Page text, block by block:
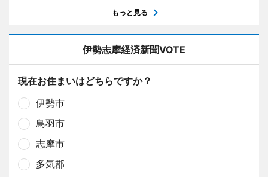
もっと見る
伊勢志摩経済新聞VOTE
現在お住まいはどちらですか？
伊勢市
鳥羽市
志摩市
多気郡